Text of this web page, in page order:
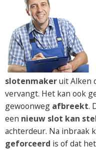
slotenmakeruit Alken
vervangt. Het kan ook
gewoonweg afbreekt.
een nieuw slot kan
achterdeur. Na inbraak
geforceerd is of dat